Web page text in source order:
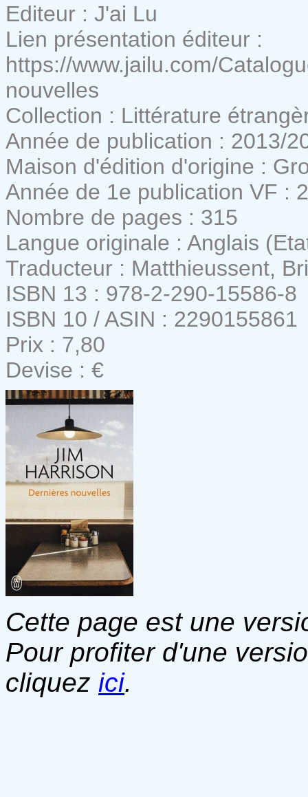
Editeur : J'ai Lu
Lien présentation éditeur :
https://www.jailu.com/
nouvelles
Collection : Littérature
Année de publication : 2013/
Maison d'édition d'origine :
Année de 1e publication VF :
Nombre de pages : 315
Langue originale : Anglais
Traducteur : Matthieussent,
ISBN 13 : 978-2-290-15586-8
ISBN 10 / ASIN : 2290155861
Prix : 7,80
Devise : €
Cette page est une
Pour profiter d'une
cliquez ici.